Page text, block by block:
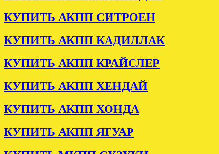
КУПИТЬ АКПП СИТРОЕН
КУПИТЬ АКПП КАДИЛЛАК
КУПИТЬ АКПП КРАЙСЛЕР
КУПИТЬ АКПП ХЕНДАЙ
КУПИТЬ АКПП ХОНДА
КУПИТЬ АКПП ЯГУАР